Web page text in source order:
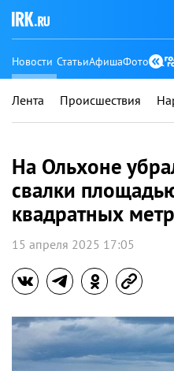
Новости СтатьиАфишаФото
Лента Происшествия
На Ольхоне
свалки
квадратных
15 апреля 2025 17:05